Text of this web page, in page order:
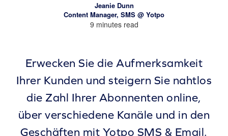
Jeanie Dunn
Content Manager, SMS @ Yotpo
9 minutes read
Erwecken Sie die Aufmerksamkeit
Ihrer Kunden und steigern Sie nahtlos
die Zahl Ihrer Abonnenten online,
über verschiedene Kanäle und in den
Geschäften mit Yotpo SMS & Email.